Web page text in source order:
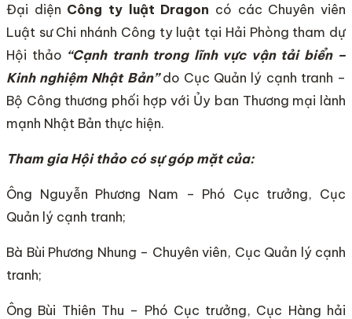
Đại diện Công ty luật Dragon có các Chuyên viên
Luật sư Chi nhánh Công ty luật tại Hải Phòng tham dự
Hội thảo “Cạnh tranh trong lĩnh vực vận tải biển –
Kinh nghiệm Nhật Bản”do Cục Quản lý cạnh tranh –
Bộ Công thương phối hợp với Ủy ban Thương mại lành
mạnh Nhật Bản thực hiện.
Tham gia Hội thảo có sự góp mặt của:
Ông Nguyễn Phương Nam – Phó Cục trưởng, Cục
Quản lý cạnh tranh;
Bà Bùi Phương Nhung – Chuyên viên, Cục Quản lý cạnh
tranh;
Ông Bùi Thiên Thu – Phó Cục trưởng, Cục Hàng hải